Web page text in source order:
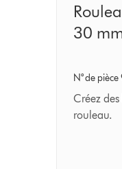
Dyson
de
30
30
N° de
Créez des
rouleau.